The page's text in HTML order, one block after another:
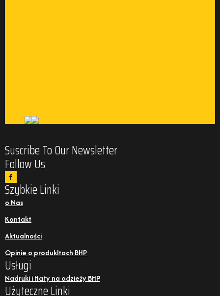
Suscribe To Our Newsletter
Follow Us
Szybkie Linki
o Nas
Kontakt
Aktualności
Opinie o produkltach BHP
Usługi
Nadruki i Haty na odzieży BHP
Użyteczne Linki